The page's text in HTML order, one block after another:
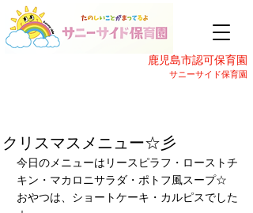
鹿児島市認可保育園
サニーサイド保育園
クリスマスメニュー☆彡
今日のメニューはリースピラフ・ローストチ
キン・マカロニサラダ・ポトフ風スープ☆
おやつは、ショートケーキ・カルピスでした